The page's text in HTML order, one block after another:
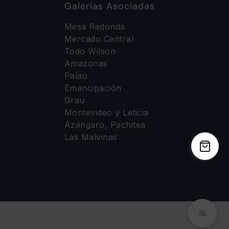
Galerías Asociadas
Mesa Redonda
Mercado Central
Todo Wilson
Amazonas
Palao
Emancipación
Grau
Montevideo y Leticia
Azángaro, Pachitea
Las Malvinas
por